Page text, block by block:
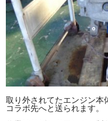
取り外されてたエンジン本
コラボ先へと送られます。